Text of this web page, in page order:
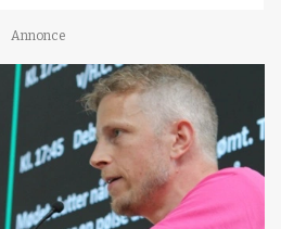
Annonce